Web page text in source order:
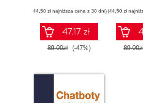
(44,50 zł najniższa cena z 30 dni)
47.17 zł
89.00zł (-47%)
(44,50 zł